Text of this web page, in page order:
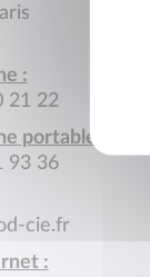
:
21 22
portable :
93 36
cie.fr
: